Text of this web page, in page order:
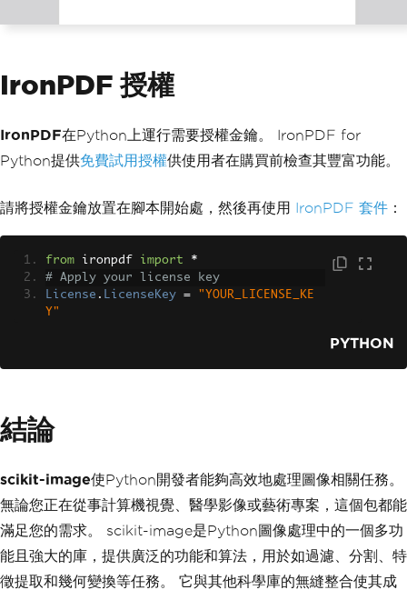
IronPDF 授權
IronPDF在Python上運行需要授權金鑰。 IronPDF for
Python提供免費試用授權供使用者在購買前檢查其豐富功能。
請將授權金鑰放置在腳本開始處，然後再使用 IronPDF 套件 ：
from ironpdf import
*
# Apply your license key
License . LicenseKey =
"YOUR_LICENSE_KE
Y"
PYTHON
結論
scikit-image使Python開發者能夠高效地處理圖像相關任務。
無論您正在從事計算機視覺、醫學影像或藝術專案，這個包都能
滿足您的需求。 scikit-image是Python圖像處理中的一個多功
能且強大的庫，提供廣泛的功能和算法，用於如過濾、分割、特
徵提取和幾何變換等任務。 它與其他科學庫的無縫整合使其成